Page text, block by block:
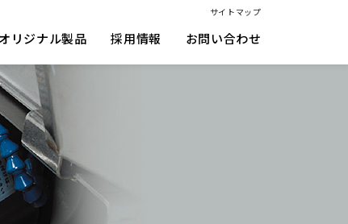
リジナル製品 採用情報 お問い合わせ
サイトマップ